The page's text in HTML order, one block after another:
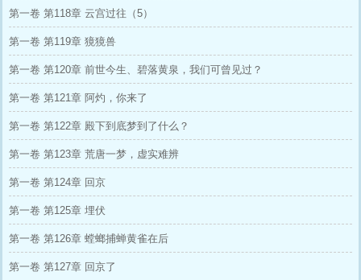
第一卷 第118章 云宫过往（5）
第一卷 第119章 獍獍兽
第一卷 第120章 前世今生、碧落黄泉，我们可曾见过？
第一卷 第121章 阿灼，你来了
第一卷 第122章 殿下到底梦到了什么？
第一卷 第123章 荒唐一梦，虚实难辨
第一卷 第124章 回京
第一卷 第125章 埋伏
第一卷 第126章 螳螂捕蝉黄雀在后
第一卷 第127章 回京了